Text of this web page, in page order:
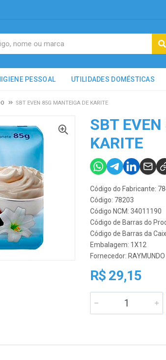
PESSOAL UTILIDADES DOMÉSTICAS
SBT EVEN 85G MANTEIGA DE KARITE
SBT
KARITE
Código do Fabricante:
Código: 78203
Código NCM: 34011190
Código de Barras do
Código de Barras da
Embalagem: 1X12
Fornecedor:
R$ 29,15